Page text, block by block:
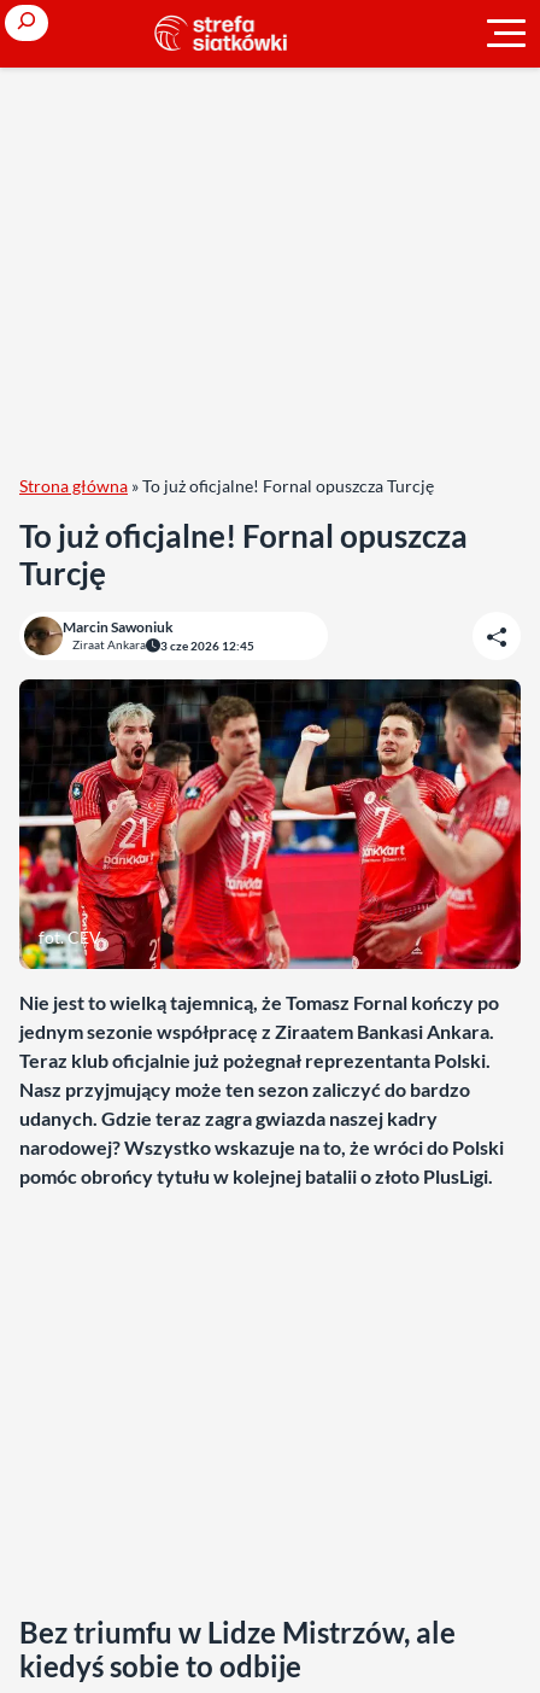
Search
Strona główna »To już oficjalne! Fornal opuszcza Turcję
To już oficjalne! Fornal opuszcza
Turcję
Marcin Sawoniuk
Ziraat Ankara 3 cze 2026 12:45
fot. CEV
Nie jest to wielką tajemnicą, że Tomasz Fornal kończy po
jednym sezonie współpracę z Ziraatem Bankasi Ankara.
Teraz klub oficjalnie już pożegnał reprezentanta Polski.
Nasz przyjmujący może ten sezon zaliczyć do bardzo
udanych. Gdzie teraz zagra gwiazda naszej kadry
narodowej? Wszystko wskazuje na to, że wróci do Polski
pomóc obrońcy tytułu w kolejnej batalii o złoto PlusLigi.
Bez triumfu w Lidze Mistrzów, ale
kiedyś sobie to odbije